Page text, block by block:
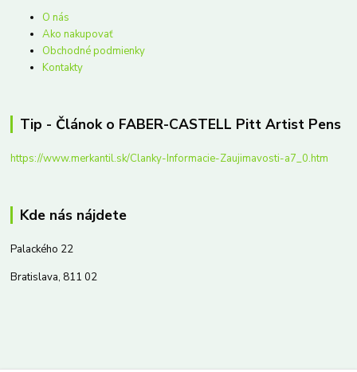
O nás
Ako nakupovať
Obchodné podmienky
Kontakty
Tip - Článok o FABER-CASTELL Pitt Artist Pens
https://www.merkantil.sk/Clanky-Informacie-Zaujimavosti-a7_0.htm
Kde nás nájdete
Palackého 22
Bratislava, 811 02